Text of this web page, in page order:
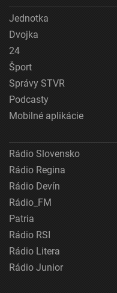
Jednotka
Dvojka
24
Šport
Správy STVR
Podcasty
Mobilné aplikácie
Rádio Slovensko
Rádio Regina
Rádio Devín
Rádio_FM
Patria
Rádio RSI
Rádio Litera
Rádio Junior